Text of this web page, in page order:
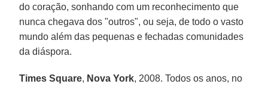
do coração, sonhando com um reconhecimento que
nunca chegava dos "outros", ou seja, de todo o vasto
mundo além das pequenas e fechadas comunidades
da diáspora.
Times Square, Nova York, 2008. Todos os anos, no